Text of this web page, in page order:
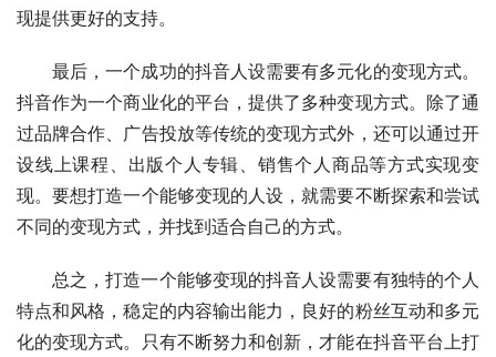
现提供更好的支持。
最后，一个成功的抖音人设需要有多元化的变现方式。
抖音作为一个商业化的平台，提供了多种变现方式。除了通
过品牌合作、广告投放等传统的变现方式外，还可以通过开
设线上课程、出版个人专辑、销售个人商品等方式实现变
现。要想打造一个能够变现的人设，就需要不断探索和尝试
不同的变现方式，并找到适合自己的方式。
总之，打造一个能够变现的抖音人设需要有独特的个人
特点和风格，稳定的内容输出能力，良好的粉丝互动和多元
化的变现方式。只有不断努力和创新，才能在抖音平台上打